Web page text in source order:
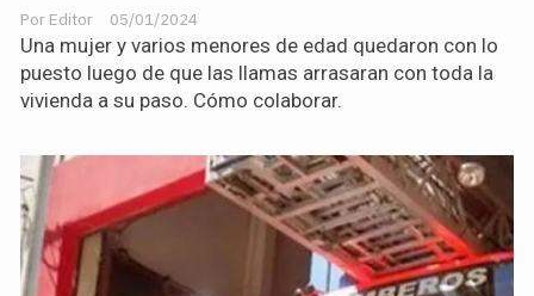
Editor 05/01/2024
Una mujer y varios menores de edad quedaron con lo
puesto luego de que las llamas arrasaran con toda la
vivienda a su paso. Cómo colaborar.